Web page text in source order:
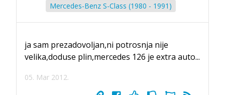
Mercedes-Benz S-Class (1980 - 1991)
ja sam prezadovoljan,ni potrosnja nije
velika,doduse plin,mercedes 126 je extra auto...
05. Mar 2012.